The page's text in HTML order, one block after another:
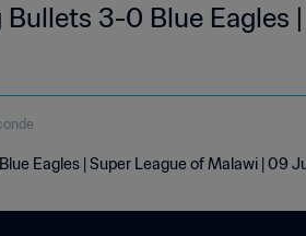
Bullets 3-0 Blue
Eagles | Super League of Malawi | 09